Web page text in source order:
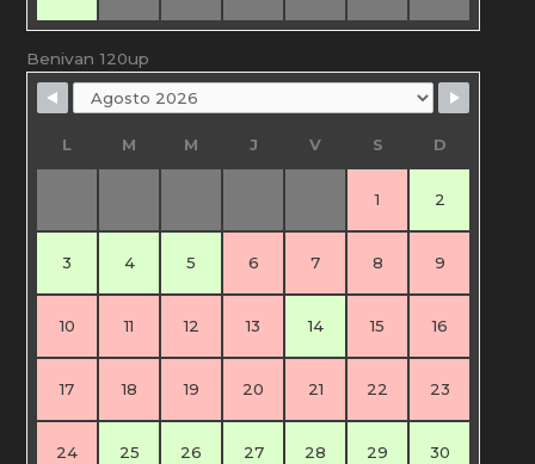
Benivan 120up
L M M J V S D
1 2
3 4 5 6 7 8 9
10 11 12 13 14 15 16
17 18 19 20 21 22 23
24 25 26 27 28 29 30